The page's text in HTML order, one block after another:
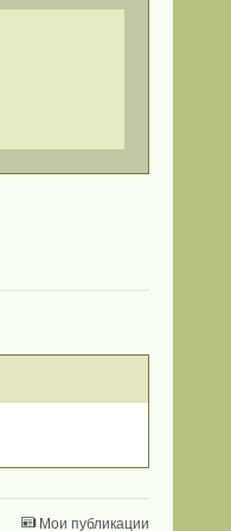
Мои публикации